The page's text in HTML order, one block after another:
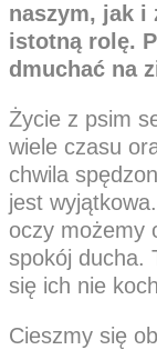
naszym, jak i
istotną rolę.
dmuchać na
Życie z psim
wiele czasu
chwila
jest
oczy możemy
spokój ducha.
się ich nie
Cieszmy się